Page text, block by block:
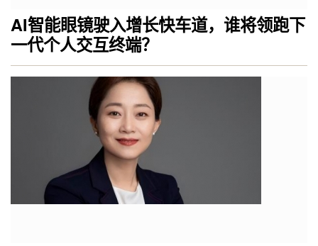
AI智能眼镜驶入增长快车道，谁将领跑下
一代个人交互终端？